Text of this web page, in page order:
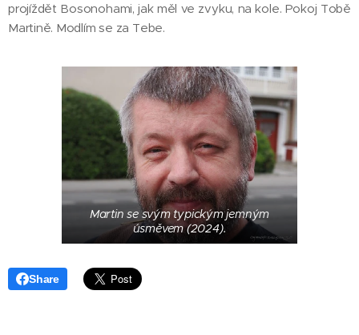
projíždět Bosonohami, jak měl ve zvyku, na kole. Pokoj Tobě
Martině. Modlím se za Tebe.
Martin se svým typickým jemným
úsměvem (2024).
Share